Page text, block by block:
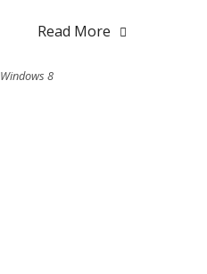
Read More
Windows 8